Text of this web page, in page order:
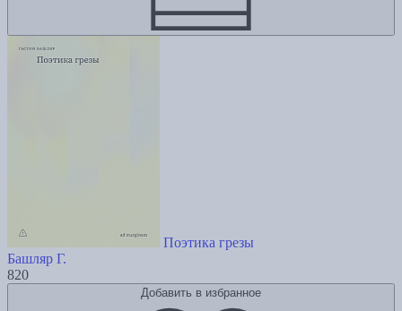
Поэтика грезы
Башляр Г.
820
Добавить в избранное